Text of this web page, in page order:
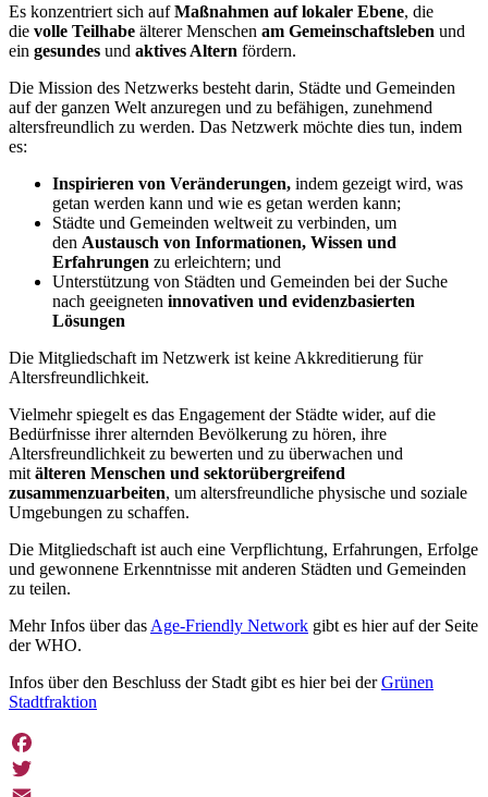
Es konzentriert sich aufMaßnahmen auf lokaler Ebene, die
die volle Teilhabe älterer Menschen am Gemeinschaftsleben und
ein gesundes und aktives Altern fördern.
Die Mission des Netzwerks besteht darin, Städte und Gemeinden
auf der ganzen Welt anzuregen und zu befähigen, zunehmend
altersfreundlich zu werden. Das Netzwerk möchte dies tun, indem
es:
Inspirieren von Veränderungen, indem gezeigt wird, was
getan werden kann und wie es getan werden kann;
Städte und Gemeinden weltweit zu verbinden, um
den Austausch von Informationen, Wissen und
Erfahrungen zu erleichtern; und
Unterstützung von Städten und Gemeinden bei der Suche
nach geeigneten innovativen und evidenzbasierten
Lösungen
Die Mitgliedschaft im Netzwerk ist keine Akkreditierung für
Altersfreundlichkeit.
Vielmehr spiegelt es das Engagement der Städte wider, auf die
Bedürfnisse ihrer alternden Bevölkerung zu hören, ihre
Altersfreundlichkeit zu bewerten und zu überwachen und
mit älteren Menschen und sektorübergreifend
zusammenzuarbeiten, um altersfreundliche physische und soziale
Umgebungen zu schaffen.
Die Mitgliedschaft ist auch eine Verpflichtung, Erfahrungen, Erfolge
und gewonnene Erkenntnisse mit anderen Städten und Gemeinden
zu teilen.
Mehr Infos über das Age-Friendly Network gibt es hier auf der Seite
der WHO.
Infos über den Beschluss der Stadt gibt es hier bei derGrünen
Stadtfraktion
Facebook